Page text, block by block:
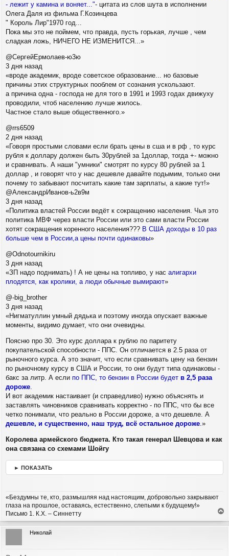
- лежит у камина и воняет..."- цитата из слов шута в исполнении
Олега Даля из фильма Г.Козинцева
" Король Лир"1970 год...
Пока мы это не поймем, что правда, пусть горькая, лучше , чем
сладкая ложь, НИЧЕГО НЕ ИЗМЕНИТСЯ...»
@СергейЕрмолаев-ю3ю
3 дня назад
«вроде академик, вроде советское образование... но базовые
причины этих структурных пооблем от сознания ускользают.
а причина одна - господа не для того в 1991 и 1993 годах движуху
проводили, чтоб населению лучше жилось.
Частное стало выше общественного.»
@rrs6509
2 дня назад
«Говоря простыми словами если брать цены в сша и в рф , то курс
рубля к доллару должен быть 30рублей за 1доллар, тогда +- можно
и сравнивать. А наши "умники" смотрят по курсу 80 рублей за 1
доллар , и говорят что у нас дешевле давайте подымим, только они
почему то забывают посчитать какие там зарплаты, а какие тут!»
@АлександрИванов-ь2в9м
3 дня назад
«Политика властей России ведёт к сокращению населения. Чья это
политика МВФ через власти России или это сами власти России
хотят сокращения коренного населения??? В США доходы в 10 раз
больше чем в России,а цены почти одинаковы»
@Odnotournikiru
3 дня назад
«ЗП надо поднимать) ! А не цены на топливо, у нас алигархи
плодятся, как кролики, а люди обычные вымирают»
@-big_brother
3 дня назад
«Нигматуллин умный дядька и поэтому иногда опускает важные
моменты, видимо думает, что они очевидны.
Поясню про 30. Это курс доллара к рублю по паритету
покупательской способности - ППС. Он отличается в 2.5 раза от
рыночного курса. А это значит, что если сравнивать цену на бензин
по рыночному курсу в США и России, то они будут типа одинаковы -
бакс за литр. А если по ППС, то бензин в России будет в 2,5 раза
дороже.
И вот академик настаивает (и справедливо) нужно объяснять и
заставлять чиновников сравнивать корректно - по ППС, что бы все
четко понимали, что реально в России дороже, а что дешевле. А
дешевле, и существенно, наш труд, всё остальное дороже.»
Королева армейского бюджета. Кто такая генерал Шевцова и как
она связана со схемами Шойгу
► ПОКАЗАТЬ
«Бездумны те, кто, размышляя над настоящим, добровольно закрывают
глаза на прошлое, оставаясь, естественно, слепыми к будущему!»
Письмо 1. К.Х. – Синнетту
р
Николай